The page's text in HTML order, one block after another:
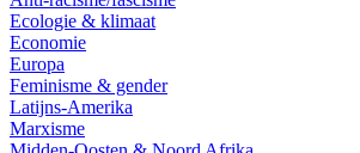
Ecologie & klimaat
Economie
Europa
Feminisme & gender
Latijns-Amerika
Marxisme